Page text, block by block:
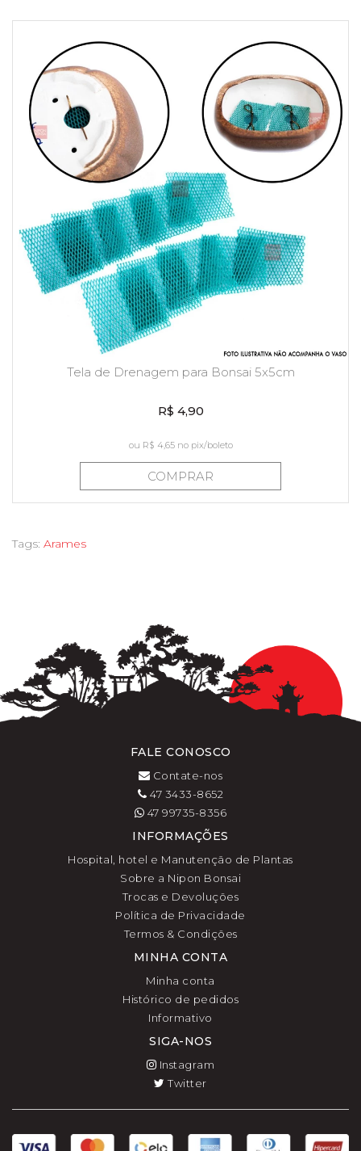
Tela de Drenagem para Bonsai 5x5cm
R$ 4,90
ou R$ 4,65no pix/boleto
COMPRAR
Tags: Arames
FALE CONOSCO
Contate-nos
47 3433-8652
47 99735-8356
INFORMAÇÕES
Hospital, hotel e Manutenção de Plantas
Sobre a Nipon Bonsai
Trocas e Devoluções
Política de Privacidade
Termos & Condições
MINHA CONTA
Minha conta
Histórico de pedidos
Informativo
SIGA-NOS
Instagram
Twitter